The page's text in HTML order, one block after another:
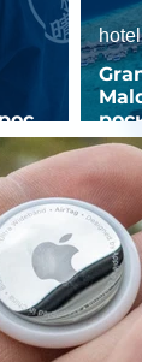
звезд
hotel